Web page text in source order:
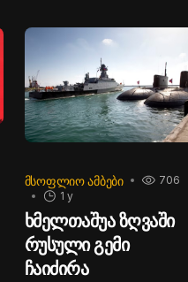
ᲛᲡᲝᲤᲚᲘᲝ ᲐᲛᲑᲔᲑᲘ
1 y
706
ხმელთაშუა ზღვაში
რუსული გემი
ჩაიძირა